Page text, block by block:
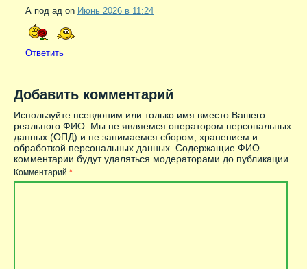
А под ад on Июнь 2026 в 11:24
Ответить
Добавить комментарий
Используйте псевдоним или только имя вместо Вашего
реального ФИО. Мы не являемся оператором персональных
данных (ОПД) и не занимаемся сбором, хранением и
обработкой персональных данных. Содержащие ФИО
комментарии будут удаляться модераторами до публикации.
Комментарий *